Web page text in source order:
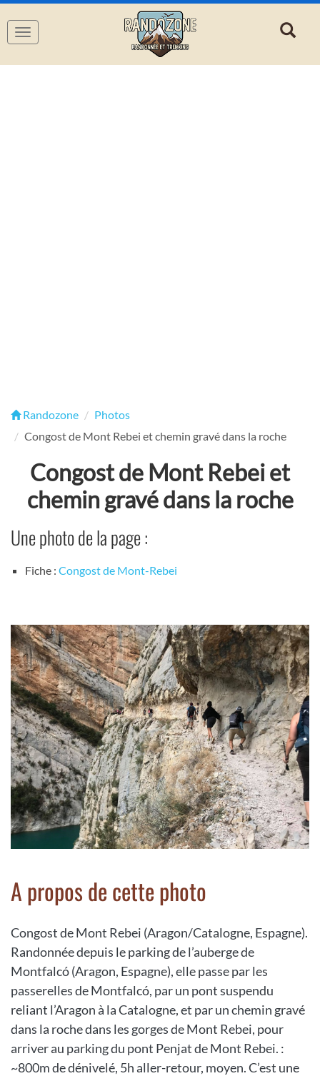
Navigation
Randozone
Photos
Congost de Mont Rebei et chemin gravé dans la roche
Congost de Mont Rebei et
chemin gravé dans la roche
Une photo de la page :
Fiche : Congost de Mont-Rebei
A propos de cette photo
Congost de Mont Rebei (Aragon/Catalogne, Espagne).
Randonnée depuis le parking de l’auberge de
Montfalcó (Aragon, Espagne), elle passe par les
passerelles de Montfalcó, par un pont suspendu
reliant l’Aragon à la Catalogne, et par un chemin gravé
dans la roche dans les gorges de Mont Rebei, pour
arriver au parking du pont Penjat de Mont Rebei. :
~800m de dénivelé, 5h aller-retour, moyen. C’est une